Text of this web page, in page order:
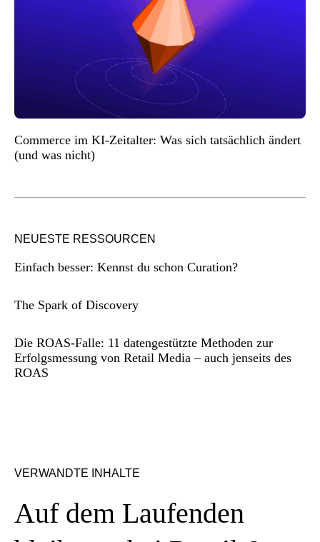
Commerce im KI-Zeitalter: Was sich tatsächlich ändert
(und was nicht)
NEUESTE RESSOURCEN
Einfach besser: Kennst du schon Curation?
The Spark of Discovery
Die ROAS-Falle: 11 datengestützte Methoden zur
Erfolgsmessung von Retail Media – auch jenseits des
ROAS
VERWANDTE INHALTE
Auf dem Laufenden